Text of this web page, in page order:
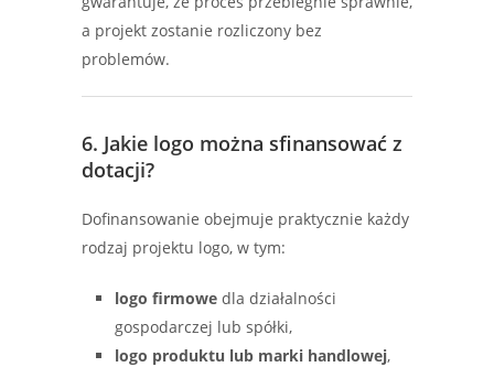
a projekt zostanie rozliczony bez
problemów.
6. Jakie logo można sfinansować z
dotacji?
Dofinansowanie obejmuje praktycznie każdy
rodzaj projektu logo, w tym:
logo firmowe dla działalności
gospodarczej lub spółki,
logo produktu lub marki handlowej,